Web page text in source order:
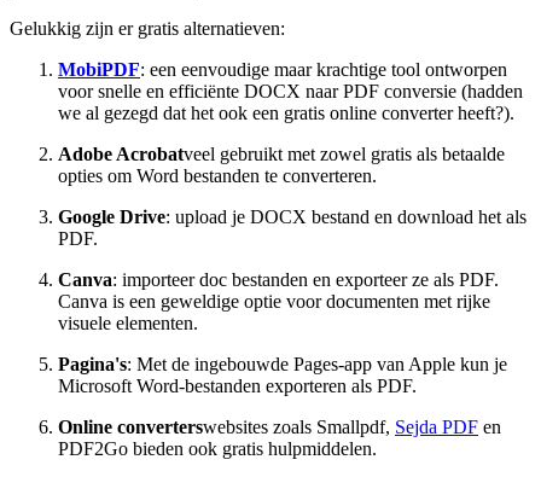
Gelukkig zijn er gratis alternatieven:
MobiPDF: een eenvoudige maar krachtige tool ontworpen
voor snelle en efficiënte DOCX naar PDF conversie (hadden
we al gezegd dat het ook een gratis online converter heeft?).
Adobe Acrobatveel gebruikt met zowel gratis als betaalde
opties om Word bestanden te converteren.
Google Drive: upload je DOCX bestand en download het als
PDF.
Canva: importeer doc bestanden en exporteer ze als PDF.
Canva is een geweldige optie voor documenten met rijke
visuele elementen.
Pagina's: Met de ingebouwde Pages-app van Apple kun je
Microsoft Word-bestanden exporteren als PDF.
Online converterswebsites zoals Smallpdf, Sejda PDF en
PDF2Go bieden ook gratis hulpmiddelen.